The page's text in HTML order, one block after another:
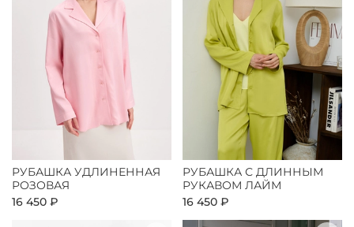
РУБАШКА УДЛИНЕННАЯ
РОЗОВАЯ
16 450 ₽
РУБАШКА С ДЛИННЫМ
РУКАВОМ ЛАЙМ
16 450 ₽